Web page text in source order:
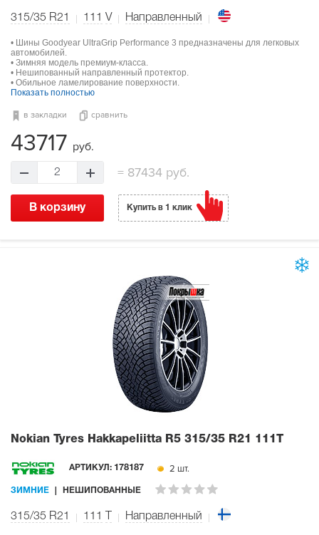
315/35 R21 111 V Направленный
• Шины Goodyear UltraGrip Performance 3 предназначены для легковых
автомобилей.
• Зимняя модель премиум-класса.
• Нешипованный направленный протектор.
• Обильное ламелирование поверхности.
Показать полностью
в закладки сравнить
43717 руб.
2 = 87434 руб.
В корзину Купить в 1 клик
Nokian Tyres Hakkapeliitta R5 315/35 R21 111T
АРТИКУЛ: 178187 2 шт.
ЗИМНИЕ НЕШИПОВАННЫЕ
315/35 R21 111 Направленный